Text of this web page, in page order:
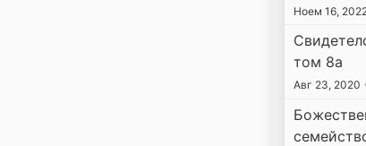
Ноем 16,
том 8а
Авг 23, 2020